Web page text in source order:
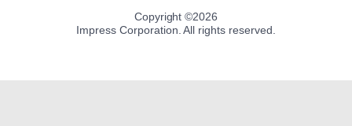
Copyright ©2026
Impress Corporation. All rights reserved.